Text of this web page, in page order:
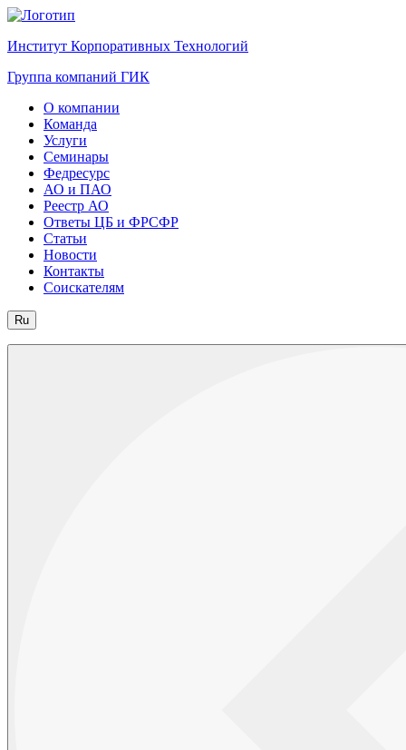
Институт Корпоративных Технологий
Группа компаний ГИК
О компании
Команда
Услуги
Семинары
Федресурс
АО и ПАО
Реестр АО
Ответы ЦБ и ФРСФР
Статьи
Новости
Контакты
Соискателям
Ru